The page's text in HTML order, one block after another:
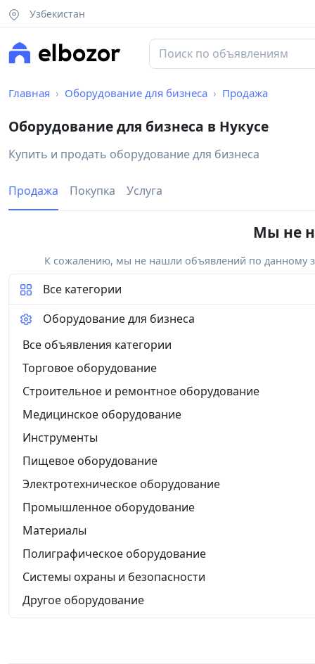
Узбекистан
Главная Оборудование для бизнеса Продажа
Оборудование для бизнеса в Нукусе
Купить и продать оборудование для бизнеса
Продажа Покупка Услуга
Мы не
К сожалению, мы не нашли объявлений по данному
Все категории
Оборудование для бизнеса
Все объявления категории
Торговое оборудование
Строительное и ремонтное оборудование
Медицинское оборудование
Инструменты
Пищевое оборудование
Электротехническое оборудование
Промышленное оборудование
Материалы
Полиграфическое оборудование
Системы охраны и безопасности
Другое оборудование